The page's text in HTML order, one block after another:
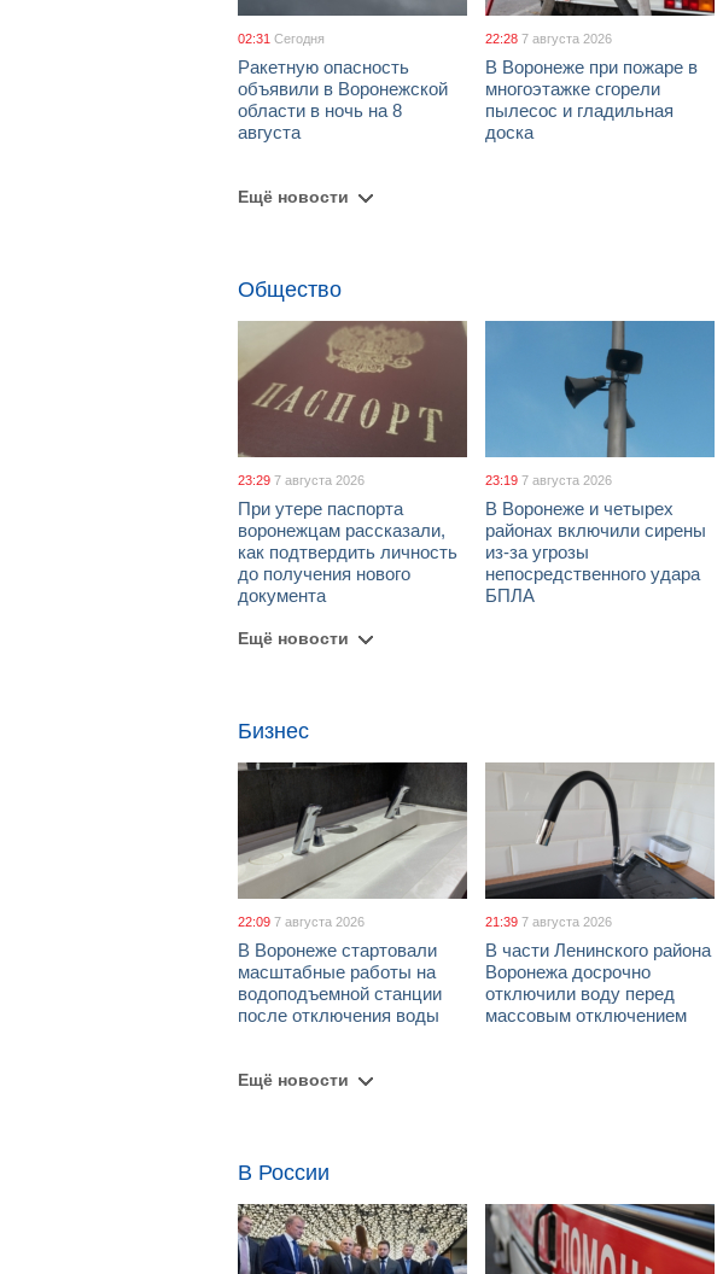
02:31 Сегодня
Ракетную опасность
объявили в Воронежской
области в ночь на 8
августа
22:28 7 августа 2026
В Воронеже при пожаре в
многоэтажке сгорели
пылесос и гладильная
доска
Ещё новости
Общество
23:29 7 августа 2026
При утере паспорта
воронежцам рассказали,
как подтвердить личность
до получения нового
документа
23:19 7 августа 2026
В Воронеже и четырех
районах включили сирены
из-за угрозы
непосредственного удара
БПЛА
Ещё новости
Бизнес
22:09 7 августа 2026
В Воронеже стартовали
масштабные работы на
водоподъемной станции
после отключения воды
21:39 7 августа 2026
В части Ленинского района
Воронежа досрочно
отключили воду перед
массовым отключением
Ещё новости
В России